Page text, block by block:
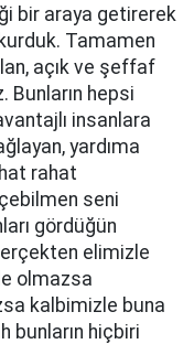
bir araya getirerek
Tamamen
açık ve şeffaf
Bunların hepsi
insanlara
yardıma
rahat
seni
gördüğün
elimizle
olmazsa
kalbimizle buna
bunların hiçbiri